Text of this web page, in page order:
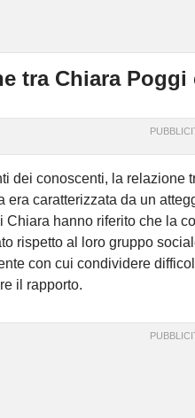
tra Chiara Poggi
dei conoscenti, la relazione
era caratterizzata da un
Chiara hanno riferito che la
rispetto al loro gruppo
con cui condividere
il rapporto.